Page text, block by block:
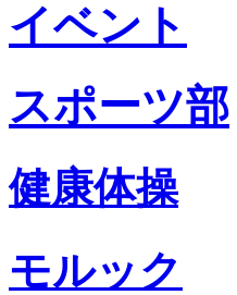
イベント
スポーツ部
健康体操
モルック